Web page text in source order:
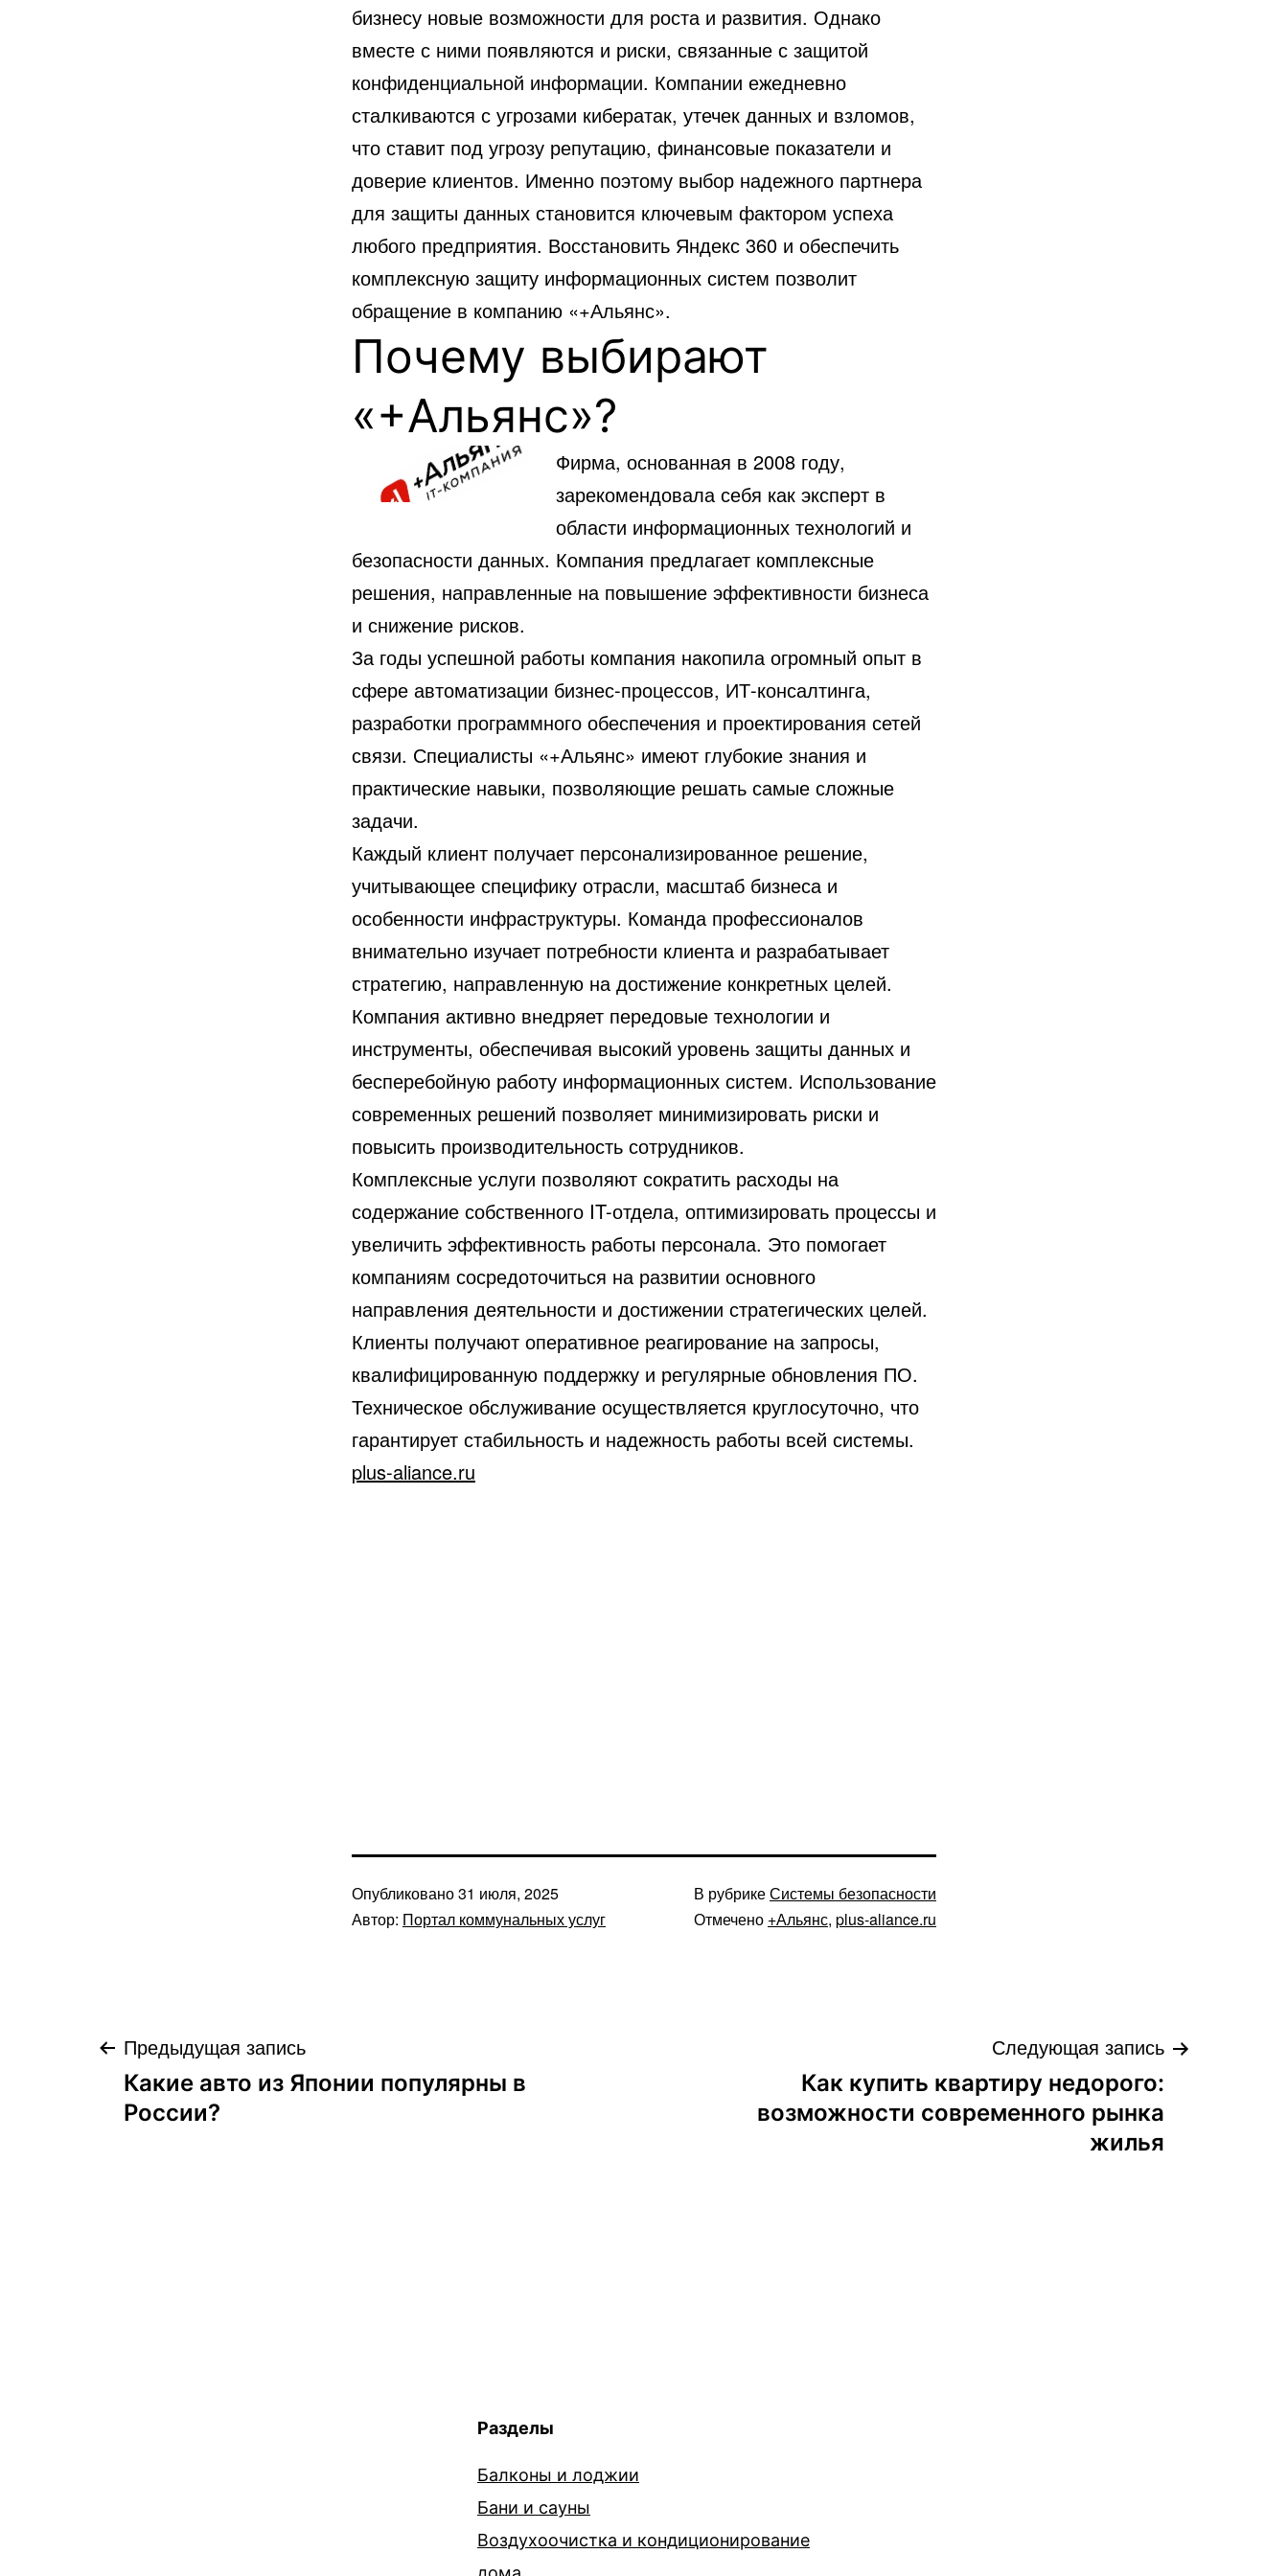
бизнесу новые возможности для роста и развития. Однако
вместе с ними появляются и риски, связанные с защитой
конфиденциальной информации. Компании ежедневно
сталкиваются с угрозами кибератак, утечек данных и взломов,
что ставит под угрозу репутацию, финансовые показатели и
доверие клиентов. Именно поэтому выбор надежного партнера
для защиты данных становится ключевым фактором успеха
любого предприятия. Восстановить Яндекс 360 и обеспечить
комплексную защиту информационных систем позволит
обращение в компанию «+Альянс».
Почему выбирают
«+Альянс»?
Фирма, основанная в 2008 году,
зарекомендовала себя как эксперт в
области информационных технологий и
безопасности данных. Компания предлагает комплексные
решения, направленные на повышение эффективности бизнеса
и снижение рисков.
За годы успешной работы компания накопила огромный опыт в
сфере автоматизации бизнес-процессов, ИТ-консалтинга,
разработки программного обеспечения и проектирования сетей
связи. Специалисты «+Альянс» имеют глубокие знания и
практические навыки, позволяющие решать самые сложные
задачи.
Каждый клиент получает персонализированное решение,
учитывающее специфику отрасли, масштаб бизнеса и
особенности инфраструктуры. Команда профессионалов
внимательно изучает потребности клиента и разрабатывает
стратегию, направленную на достижение конкретных целей.
Компания активно внедряет передовые технологии и
инструменты, обеспечивая высокий уровень защиты данных и
бесперебойную работу информационных систем. Использование
современных решений позволяет минимизировать риски и
повысить производительность сотрудников.
Комплексные услуги позволяют сократить расходы на
содержание собственного IT-отдела, оптимизировать процессы и
увеличить эффективность работы персонала. Это помогает
компаниям сосредоточиться на развитии основного
направления деятельности и достижении стратегических целей.
Клиенты получают оперативное реагирование на запросы,
квалифицированную поддержку и регулярные обновления ПО.
Техническое обслуживание осуществляется круглосуточно, что
гарантирует стабильность и надежность работы всей системы.
plus-aliance.ru
Опубликовано31 июля, 2025
Автор: Портал коммунальных услуг
В рубрикеСистемы безопасности
Отмечено +Альянс, plus-aliance.ru
Навигация
по
Предыдущая запись
Какие авто из Японии популярны в
России?
Следующая запись
Как купить квартиру недорого:
возможности современного рынка
жилья
Разделы
Балконы и лоджии
Бани и сауны
Воздухоочистка и кондиционирование